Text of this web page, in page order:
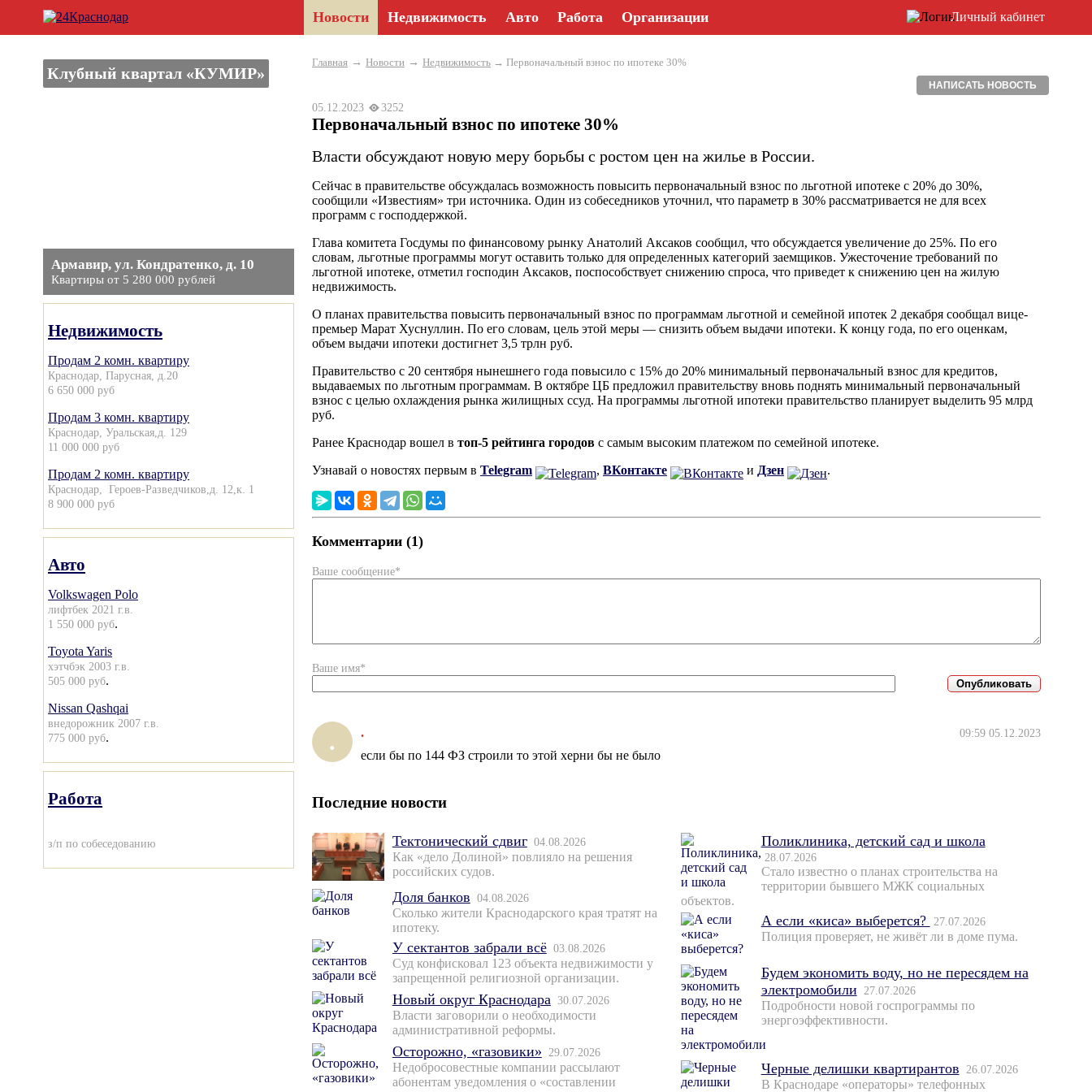
Новости Недвижимость Авто Работа Организации Личный кабинет
Клубный квартал «КУМИР»
Армавир, ул. Кондратенко, д. 10
Квартиры от 5 280 000 рублей
Недвижимость
Продам 2 комн. квартиру
Краснодар, Парусная, д.20
6 650 000 руб
Продам 3 комн. квартиру
Краснодар, Уральская,д. 129
11 000 000 руб
Продам 2 комн. квартиру
Краснодар, Героев-Разведчиков,д. 12,к. 1
8 900 000 руб
Авто
Volkswagen Polo
лифтбек 2021 г.в.
1 550 000 руб.
Toyota Yaris
хэтчбэк 2003 г.в.
505 000 руб.
Nissan Qashqai
внедорожник 2007 г.в.
775 000 руб.
Работа
з/п по собеседованию
Главная → Новости → Недвижимость → Первоначальный взнос по ипотеке 30%
НАПИСАТЬ НОВОСТЬ
05.12.2023 3252
Первоначальный взнос по ипотеке 30%
Власти обсуждают новую меру борьбы с ростом цен на жилье в России.
Сейчас в правительстве обсуждалась возможность повысить первоначальный взнос по льготной ипотеке с 20% до 30%,
сообщили «Известиям» три источника. Один из собеседников уточнил, что параметр в 30% рассматривается не для всех
программ с господдержкой.
Глава комитета Госдумы по финансовому рынку Анатолий Аксаков сообщил, что обсуждается увеличение до 25%. По его
словам, льготные программы могут оставить только для определенных категорий заемщиков. Ужесточение требований по
льготной ипотеке, отметил господин Аксаков, поспособствует снижению спроса, что приведет к снижению цен на жилую
недвижимость.
О планах правительства повысить первоначальный взнос по программам льготной и семейной ипотек 2 декабря сообщал вице-
премьер Марат Хуснуллин. По его словам, цель этой меры — снизить объем выдачи ипотеки. К концу года, по его оценкам,
объем выдачи ипотеки достигнет 3,5 трлн руб.
Правительство с 20 сентября нынешнего года повысило с 15% до 20% минимальный первоначальный взнос для кредитов,
выдаваемых по льготным программам. В октябре ЦБ предложил правительству вновь поднять минимальный первоначальный
взнос с целью охлаждения рынка жилищных ссуд. На программы льготной ипотеки правительство планирует выделить 95 млрд
руб.
Ранее Краснодар вошел в топ-5 рейтинга городов с самым высоким платежом по семейной ипотеке.
Узнавай о новостях первым в Telegram , ВКонтакте и Дзен .
Комментарии (1)
Ваше сообщение*
Ваше имя*
. . 09:59 05.12.2023
если бы по 144 ФЗ строили то этой херни бы не было
Последние новости
Тектонический сдвиг 04.08.2026
Как «дело Долиной» повлияло на решения
российских судов.
Доля банков 04.08.2026
Сколько жители Краснодарского края тратят на
ипотеку.
У сектантов забрали всё 03.08.2026
Суд конфисковал 123 объекта недвижимости у
запрещенной религиозной организации.
Новый округ Краснодара 30.07.2026
Власти заговорили о необходимости
административной реформы.
Осторожно, «газовики» 29.07.2026
Недобросовестные компании рассылают
абонентам уведомления о «составлении
Поликлиника, детский сад и школа
28.07.2026
Стало известно о планах строительства на
территории бывшего МЖК социальных
объектов.
А если «киса» выберется? 27.07.2026
Полиция проверяет, не живёт ли в доме пума.
Будем экономить воду, но не пересядем на
электромобили
27.07.2026
Подробности новой госпрограммы по
энергоэффективности.
Черные делишки квартирантов 26.07.2026
В Краснодаре «операторы» телефонных